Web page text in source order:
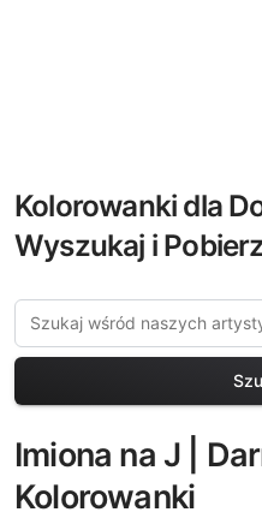
Kolorowanki dla
Wyszukaj i
Imiona na J |
Kolorowanki